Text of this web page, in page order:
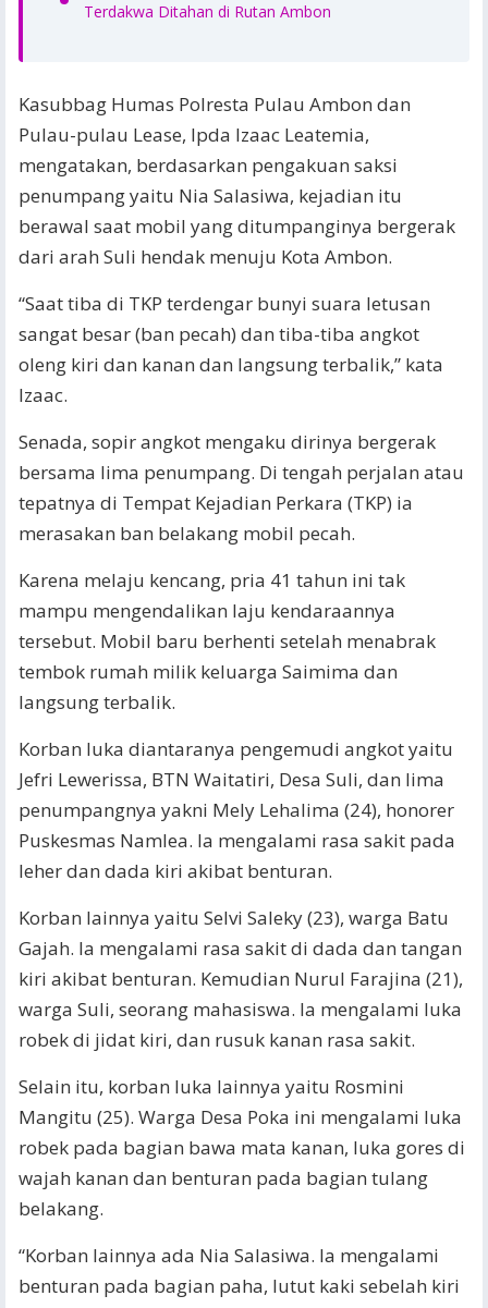
Terdakwa Ditahan di Rutan Ambon
Kasubbag Humas Polresta Pulau Ambon dan
Pulau-pulau Lease, Ipda Izaac Leatemia,
mengatakan, berdasarkan pengakuan saksi
penumpang yaitu Nia Salasiwa, kejadian itu
berawal saat mobil yang ditumpanginya bergerak
dari arah Suli hendak menuju Kota Ambon.
“Saat tiba di TKP terdengar bunyi suara letusan
sangat besar (ban pecah) dan tiba-tiba angkot
oleng kiri dan kanan dan langsung terbalik,” kata
Izaac.
Senada, sopir angkot mengaku dirinya bergerak
bersama lima penumpang. Di tengah perjalan atau
tepatnya di Tempat Kejadian Perkara (TKP) ia
merasakan ban belakang mobil pecah.
Karena melaju kencang, pria 41 tahun ini tak
mampu mengendalikan laju kendaraannya
tersebut. Mobil baru berhenti setelah menabrak
tembok rumah milik keluarga Saimima dan
langsung terbalik.
Korban luka diantaranya pengemudi angkot yaitu
Jefri Lewerissa, BTN Waitatiri, Desa Suli, dan lima
penumpangnya yakni Mely Lehalima (24), honorer
Puskesmas Namlea. Ia mengalami rasa sakit pada
leher dan dada kiri akibat benturan.
Korban lainnya yaitu Selvi Saleky (23), warga Batu
Gajah. Ia mengalami rasa sakit di dada dan tangan
kiri akibat benturan. Kemudian Nurul Farajina (21),
warga Suli, seorang mahasiswa. Ia mengalami luka
robek di jidat kiri, dan rusuk kanan rasa sakit.
Selain itu, korban luka lainnya yaitu Rosmini
Mangitu (25). Warga Desa Poka ini mengalami luka
robek pada bagian bawa mata kanan, luka gores di
wajah kanan dan benturan pada bagian tulang
belakang.
“Korban lainnya ada Nia Salasiwa. Ia mengalami
benturan pada bagian paha, lutut kaki sebelah kiri